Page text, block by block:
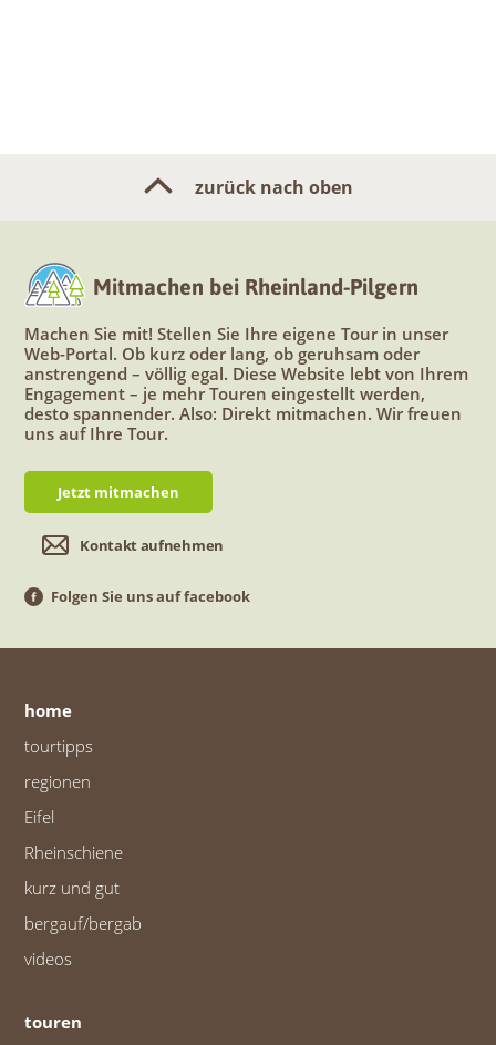
zurück nach oben
Mitmachen bei Rheinland-Pilgern
Machen Sie mit! Stellen Sie Ihre eigene Tour in unser
Web-Portal. Ob kurz oder lang, ob geruhsam oder
anstrengend – völlig egal. Diese Website lebt von Ihrem
Engagement – je mehr Touren eingestellt werden,
desto spannender. Also: Direkt mitmachen. Wir freuen
uns auf Ihre Tour.
Jetzt mitmachen
Kontakt aufnehmen
Folgen Sie uns auf facebook
home
tourtipps
regionen
Eifel
Rheinschiene
kurz und gut
bergauf/bergab
videos
touren